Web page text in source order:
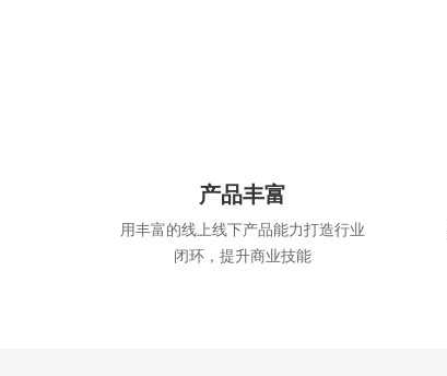
产品丰富
用丰富的线上线下产品能力打造行业
闭环，提升商业技能